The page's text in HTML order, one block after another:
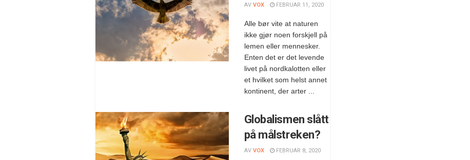
AV VOX FEBRUAR 11, 2020
Alle bør vite at naturen
ikke gjør noen forskjell på
lemen eller mennesker.
Enten det er det levende
livet på nordkalotten eller
et hvilket som helst annet
kontinent, der arter ...
Globalismen slått
på målstreken?
AV VOX FEBRUAR 8, 2020